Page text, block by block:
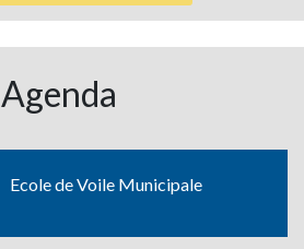
Agenda
Ecole de Voile Municipale